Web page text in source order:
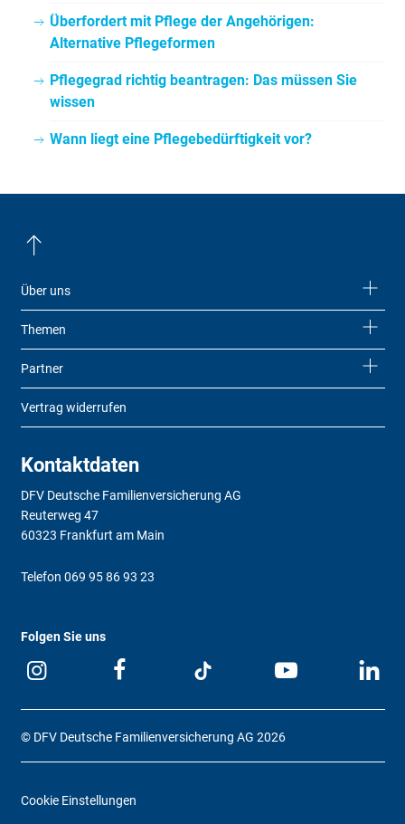
Überfordert mit Pflege der Angehörigen:
Alternative Pflegeformen
Pflegegrad richtig beantragen: Das müssen Sie
wissen
Wann liegt eine Pflegebedürftigkeit vor?
Über uns
Themen
Partner
Vertrag widerrufen
Kontaktdaten
DFV Deutsche Familienversicherung AG
Reuterweg 47
60323 Frankfurt am Main
Telefon 069 95 86 93 23
Folgen Sie uns
© DFV Deutsche Familienversicherung AG 2026
Cookie Einstellungen